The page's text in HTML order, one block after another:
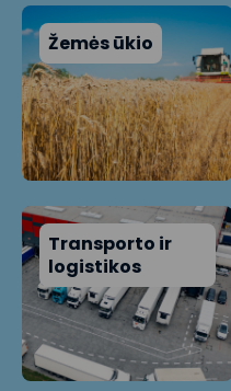
Žemės ūkio
Transporto ir
logistikos